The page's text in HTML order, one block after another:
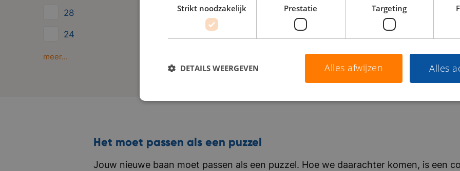
28
24
Minder dan 24
meer...
Het moet passen als een puzzel
Jouw nieuwe baan moet passen als een puzzel. Hoe we daarachter komen, is een
Strikt noodzakelijk Prestatie Targeting
Alles
Alles afwijzen
DETAILS WEERGEVEN